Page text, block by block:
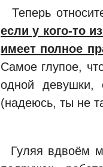
Теперь
если у кого-то
имеет полное
Самое глупое,
одной девушки,
(надеюсь, ты не
Гуляя вдвоём